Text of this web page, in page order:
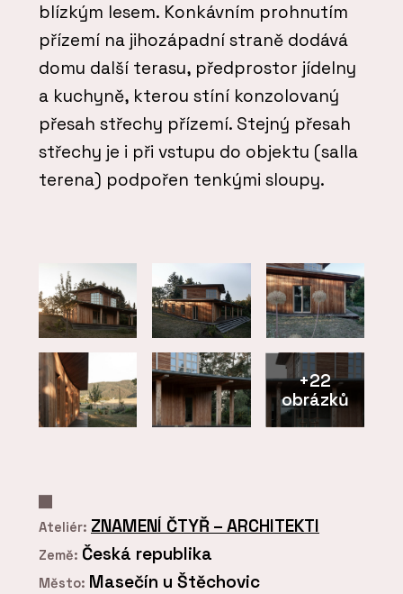
blízkým lesem. Konkávním prohnutím
přízemí na jihozápadní straně dodává
domu další terasu, předprostor jídelny
a kuchyně, kterou stíní konzolovaný
přesah střechy přízemí. Stejný přesah
střechy je i při vstupu do objektu (salla
terena) podpořen tenkými sloupy.
+22
obrázků
Ateliér: ZNAMENÍ ČTYŘ – ARCHITEKTI
Země: Česká republika
Město: Masečín u Štěchovic